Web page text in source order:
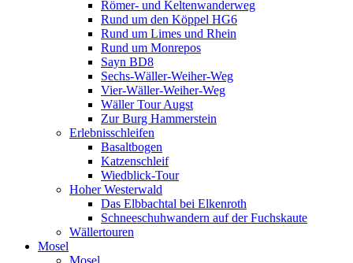
Römer- und Keltenwanderweg
Rund um den Köppel HG6
Rund um Limes und Rhein
Rund um Monrepos
Sayn BD8
Sechs-Wäller-Weiher-Weg
Vier-Wäller-Weiher-Weg
Wäller Tour Augst
Zur Burg Hammerstein
Erlebnisschleifen
Basaltbogen
Katzenschleif
Wiedblick-Tour
Hoher Westerwald
Das Elbbachtal bei Elkenroth
Schneeschuhwandern auf der Fuchskaute
Wällertouren
Mosel
Mosel